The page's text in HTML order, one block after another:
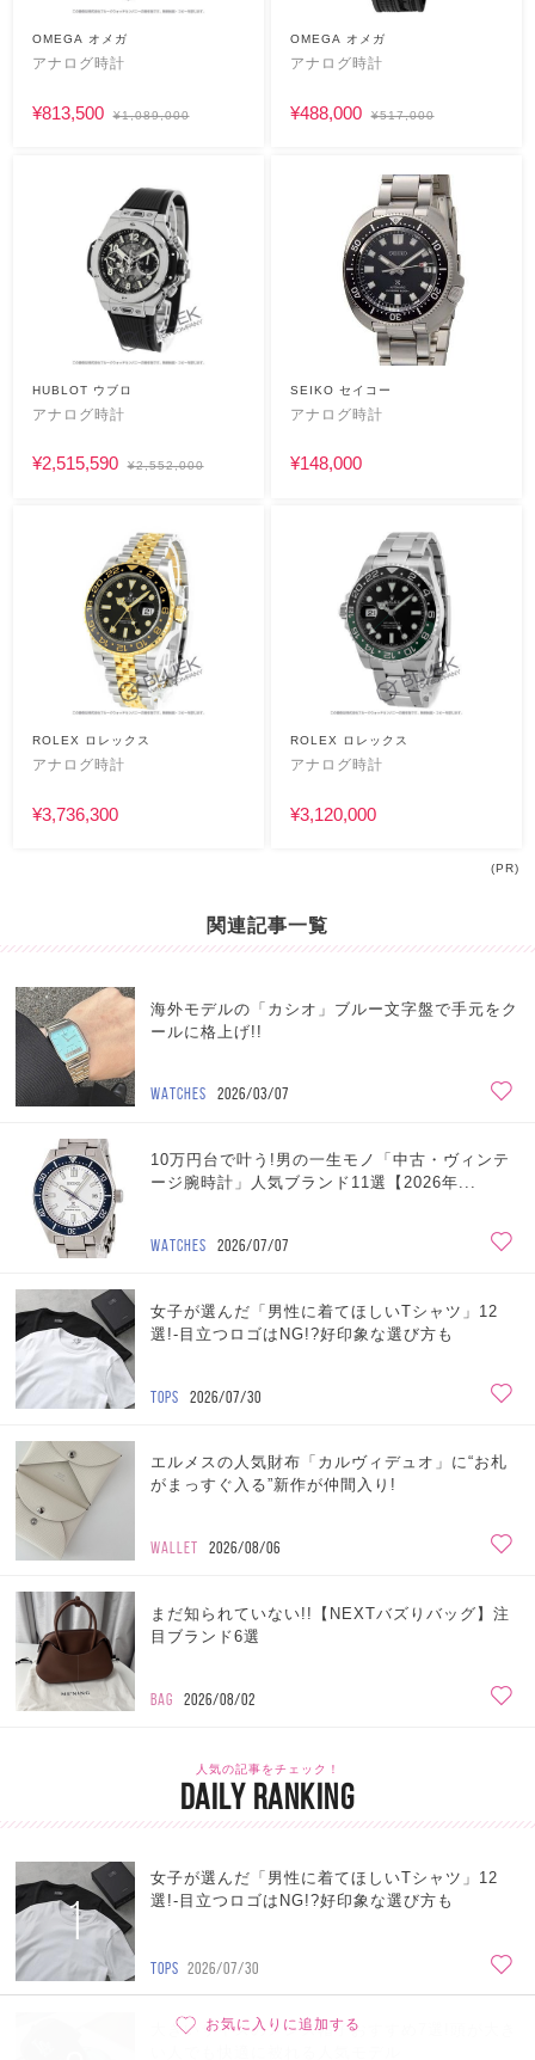
お気に入りに追加する
OMEGA オメガ
アナログ時計
¥813,500 ¥1,089,000
OMEGA オメガ
アナログ時計
¥488,000 ¥517,000
HUBLOT ウブロ
アナログ時計
¥2,515,590 ¥2,552,000
SEIKO セイコー
アナログ時計
¥148,000
ROLEX ロレックス
アナログ時計
¥3,736,300
ROLEX ロレックス
アナログ時計
¥3,120,000
(PR)
関連記事一覧
海外モデルの「カシオ」ブルー文字盤で手元をク
ールに格上げ!!
WATCHES 2026/03/07
10万円台で叶う!男の一生モノ「中古・ヴィンテ
ージ腕時計」人気ブランド11選【2026年...
WATCHES 2026/07/07
女子が選んだ「男性に着てほしいTシャツ」12
選!-目立つロゴはNG!?好印象な選び方も
TOPS 2026/07/30
エルメスの人気財布「カルヴィデュオ」に“お札
がまっすぐ入る”新作が仲間入り!
WALLET 2026/08/06
まだ知られていない!!【NEXTバズりバッグ】注
目ブランド6選
BAG 2026/08/02
人気の記事をチェック！
DAILY RANKING
1
女子が選んだ「男性に着てほしいTシャツ」12
選!-目立つロゴはNG!?好印象な選び方も
TOPS 2026/07/30
大きいサイズのメンズ帽子おすすめ7選!頭が大き